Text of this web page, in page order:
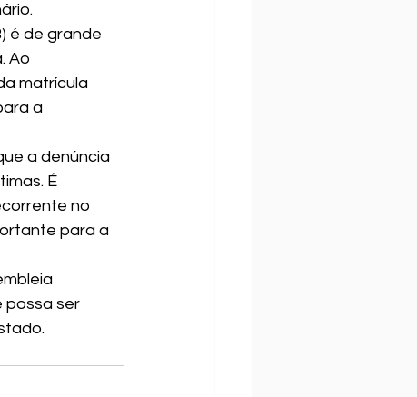
é de grande
Ao
matrícula
a
a denúncia
É
no
para a
possa ser